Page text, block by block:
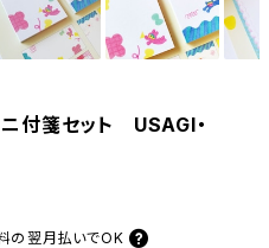
付箋セット USAGI・
の 翌月払いでOK